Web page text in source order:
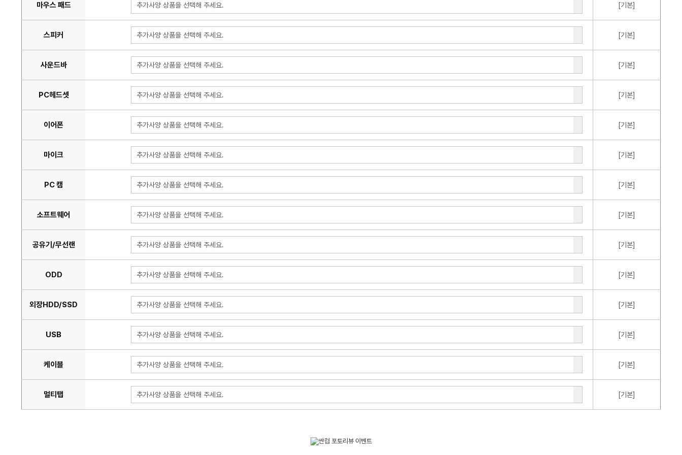
마우스 패드 추가사양 상품을 선택해 주세요. [기본]
스피커 추가사양 상품을 선택해 주세요. [기본]
사운드바 추가사양 상품을 선택해 주세요. [기본]
PC헤드셋 추가사양 상품을 선택해 주세요. [기본]
이어폰 추가사양 상품을 선택해 주세요. [기본]
마이크 추가사양 상품을 선택해 주세요. [기본]
PC 캠 추가사양 상품을 선택해 주세요. [기본]
소프트웨어 추가사양 상품을 선택해 주세요. [기본]
공유기/무선랜 추가사양 상품을 선택해 주세요. [기본]
ODD 추가사양 상품을 선택해 주세요. [기본]
외장HDD/SSD 추가사양 상품을 선택해 주세요. [기본]
USB 추가사양 상품을 선택해 주세요. [기본]
케이블 추가사양 상품을 선택해 주세요. [기본]
멀티탭 추가사양 상품을 선택해 주세요. [기본]